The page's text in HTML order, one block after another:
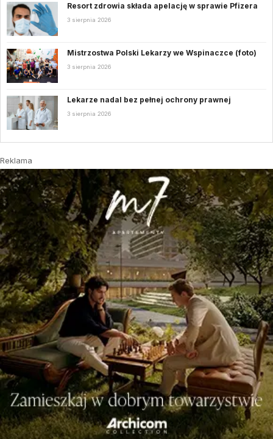
Resort zdrowia składa apelację w sprawie Pfizera
3 sierpnia 2026
Mistrzostwa Polski Lekarzy we Wspinaczce (foto)
3 sierpnia 2026
Lekarze nadal bez pełnej ochrony prawnej
3 sierpnia 2026
Reklama